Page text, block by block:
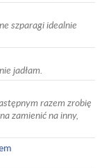
szparagi idealnie
jadłam.
razem zrobię
zamienić na inny,